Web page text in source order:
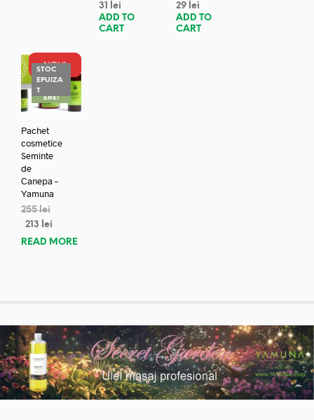
31
lei
ADD TO
CART
29 lei
ADD TO
CART
NOU!
STOC
EPUIZA
TREDUC
ERE!
Pachet
cosmetice
Seminte
de
Canepa –
Yamuna
255lei
213
lei
READ MORE